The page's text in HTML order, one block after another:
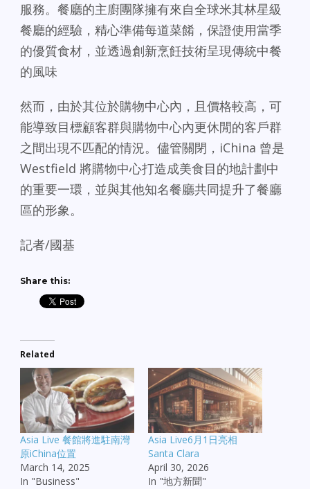
服務。餐廳的主廚團隊擁有來自全球米其林星級
餐廳的經驗，精心準備每道菜餚，保證使用當季
的優質食材，並透過創新烹飪技術呈現傳統中餐
的風味​
然而，由於其位於購物中心內，且價格較高，可
能導致目標顧客群與購物中心內更休閒的客戶群
之間出現不匹配的情況。儘管關閉，iChina 曾是
Westfield 將購物中心打造成美食目的地計劃中
的重要一環，並與其他知名餐廳共同提升了餐廳
區的形象。
記者/國基
Share this:
Related
Asia Live 餐館將進駐南灣
原iChina位置
March 14, 2025
In "Business"
Asia Live6月1日亮相
Santa Clara
April 30, 2026
In "地方新聞"